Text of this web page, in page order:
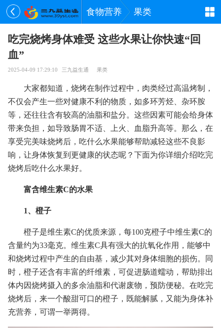
食物营养 果类
吃完烧烤身体难受 这些水果让你快速“回
血”
2025-04-09 17:29:10 三九益生通 果类
大家都知道，烧烤在制作过程中，肉类经过高温烤制，
不仅会产生一些对健康不利的物质，如多环芳烃、杂环胺
等，还往往含有较高的油脂和盐分。这些因素可能会给身体
带来负担，如导致肠胃不适、上火、血脂升高等。那么，在
享受完美味烧烤后，吃什么水果能够帮助减轻这些不良影
响，让身体恢复到更健康的状态呢？下面为你详细介绍吃完
烧烤后吃什么水果好。
富含维生素C的水果
1、橙子
橙子是维生素C的优质来源，每100克橙子中维生素C的
含量约为33毫克。维生素C具有强大的抗氧化作用，能够中
和烧烤过程中产生的自由基，减少其对身体细胞的损伤。同
时，橙子还含有丰富的纤维素，可促进肠道蠕动，帮助排出
体内因烧烤摄入的多余油脂和代谢废物，预防便秘。在吃完
烧烤后，来一个酸甜可口的橙子，既能解腻，又能为身体补
充营养，可谓一举两得。